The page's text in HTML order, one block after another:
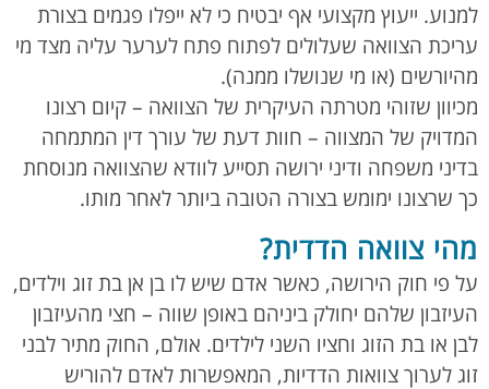
למנוע. ייעוץ מקצועי אף יבטיח כי לא ייפלו פגמים בצורת
עריכת הצוואה שעלולים לפתוח פתח לערער עליה מצד מי
מהיורשים (או מי שנושלו ממנה).
מכיוון שזוהי מטרתה העיקרית של הצוואה – קיום רצונו
המדויק של המצווה – חוות דעת של עורך דין המתמחה
בדיני משפחה ודיני ירושה תסייע לוודא שהצוואה מנוסחת
כך שרצונו ימומש בצורה הטובה ביותר לאחר מותו.
מהי צוואה הדדית?
על פי חוק הירושה, כאשר אדם שיש לו בן אן בת זוג וילדים,
העיזבון שלהם יחולק ביניהם באופן שווה – חצי מהעיזבון
לבן או בת הזוג וחציו השני לילדים. אולם, החוק מתיר לבני
זוג לערוך צוואות הדדיות, המאפשרות לאדם להוריש